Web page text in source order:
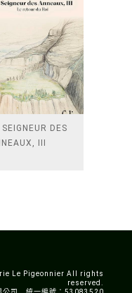
SEIGNEUR DES
III
Le Pigeonnier All rights
reserved.